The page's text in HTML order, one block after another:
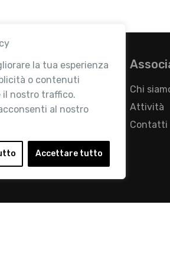
la tua esperienza
o contenuti
il nostro traffico.
al nostro
Accettare tutto
di
Retail: la nostra
lo sviluppo e la
Chi
Attività
Contatti